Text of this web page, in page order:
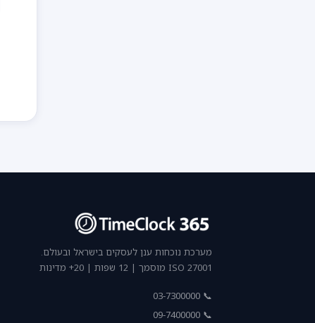
מערכת נוכחות ענן לעסקים בישראל ובעולם.
ISO 27001 מוסמך | 12 שפות | 20+ מדינות
📞 03-7300000
📞 09-7400000